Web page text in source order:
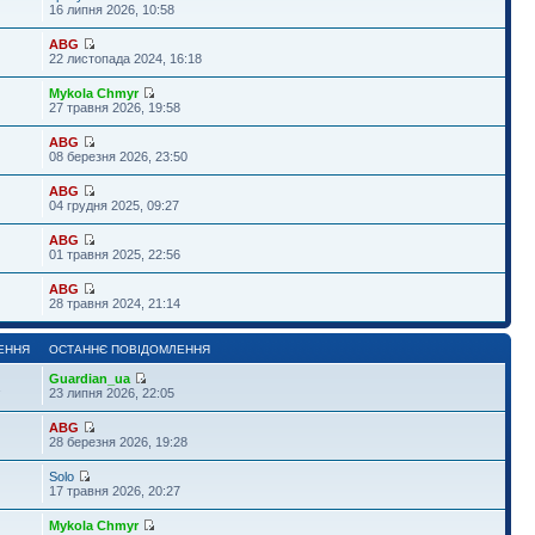
16 липня 2026, 10:58
ABG
22 листопада 2024, 16:18
Mykola Chmyr
27 травня 2026, 19:58
ABG
08 березня 2026, 23:50
ABG
04 грудня 2025, 09:27
ABG
01 травня 2025, 22:56
ABG
28 травня 2024, 21:14
ОСТАННЄ ПОВІДОМЛЕННЯ
Guardian_ua
23 липня 2026, 22:05
ABG
28 березня 2026, 19:28
Solo
17 травня 2026, 20:27
Mykola Chmyr